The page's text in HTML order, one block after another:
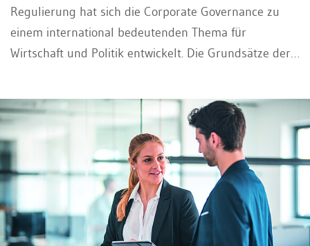
Regulierung hat sich die Corporate Governance zu
einem international bedeutenden Thema für
Wirtschaft und Politik entwickelt. Die Grundsätze der
Publikumsgesellschaften zu verbessern. Die
zunehmende Machtverschiebung von den Aktionären
zum Management von Publikumsgesellschaften war
ausschlaggebend für die wachsende Bedeutung der
Corporate Governance.